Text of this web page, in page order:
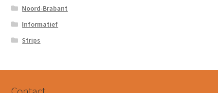
Noord-Brabant
Informatief
Strips